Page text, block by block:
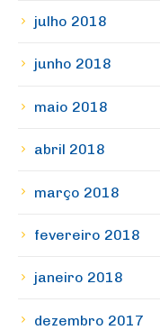
julho 2018
junho 2018
maio 2018
abril 2018
março 2018
fevereiro 2018
janeiro 2018
dezembro 2017